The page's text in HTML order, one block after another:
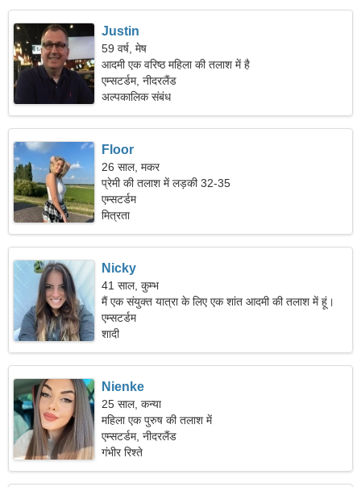
Justin
59 वर्ष, मेष
आदमी एक वरिष्ठ महिला की तलाश में है
एम्सटर्डम, नीदरलैंड
अल्पकालिक संबंध
Floor
26 साल, मकर
प्रेमी की तलाश में लड़की 32-35
एम्सटर्डम
मित्रता
Nicky
41 साल, कुम्भ
मैं एक संयुक्त यात्रा के लिए एक शांत आदमी की तलाश में हूं।
एम्सटर्डम
शादी
Nienke
25 साल, कन्या
महिला एक पुरुष की तलाश में
एम्सटर्डम, नीदरलैंड
गंभीर रिश्ते